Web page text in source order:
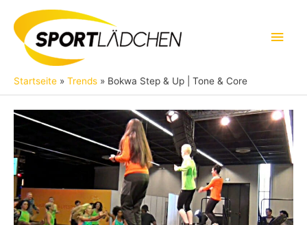
Inhalt
springen
Startseite Trends Bokwa Step & Up | Tone & Core